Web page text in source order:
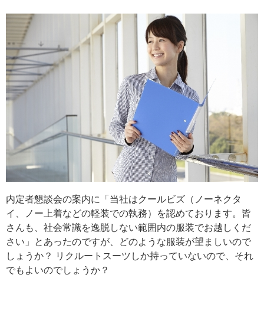
内定者懇談会の案内に「当社はクールビズ（ノーネクタ
イ、ノー上着などの軽装での執務）を認めております。皆
さんも、社会常識を逸脱しない範囲内の服装でお越しくだ
さい」とあったのですが、どのような服装が望ましいので
しょうか？ リクルートスーツしか持っていないので、それ
でもよいのでしょうか？